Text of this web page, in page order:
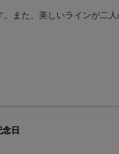
また、美しいラインが二
日